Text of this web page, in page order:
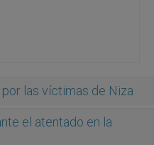
las víctimas de Niza
el atentado en la